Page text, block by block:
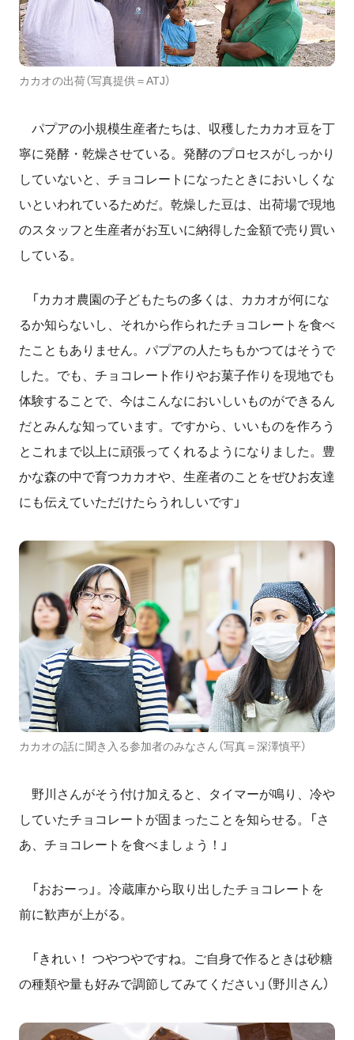
カカオの出荷（写真提供＝ATJ）
パプアの小規模生産者たちは、収穫したカカオ豆を丁
寧に発酵・乾燥させている。発酵のプロセスがしっかり
していないと、チョコレートになったときにおいしくな
いといわれているためだ。乾燥した豆は、出荷場で現地
のスタッフと生産者がお互いに納得した金額で売り買い
している。
「カカオ農園の子どもたちの多くは、カカオが何にな
るか知らないし、それから作られたチョコレートを食べ
たこともありません。パプアの人たちもかつてはそうで
した。でも、チョコレート作りやお菓子作りを現地でも
体験することで、今はこんなにおいしいものができるん
だとみんな知っています。ですから、いいものを作ろう
とこれまで以上に頑張ってくれるようになりました。豊
かな森の中で育つカカオや、生産者のことをぜひお友達
にも伝えていただけたらうれしいです」
カカオの話に聞き入る参加者のみなさん（写真＝深澤慎平）
野川さんがそう付け加えると、タイマーが鳴り、冷や
していたチョコレートが固まったことを知らせる。「さ
あ、チョコレートを食べましょう！」
「おおーっ」。冷蔵庫から取り出したチョコレートを
前に歓声が上がる。
「きれい！ つやつやですね。ご自身で作るときは砂糖
の種類や量も好みで調節してみてください」（野川さん）